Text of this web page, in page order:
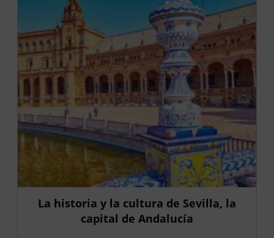
La historia y la cultura de Sevilla, la
capital de Andalucía